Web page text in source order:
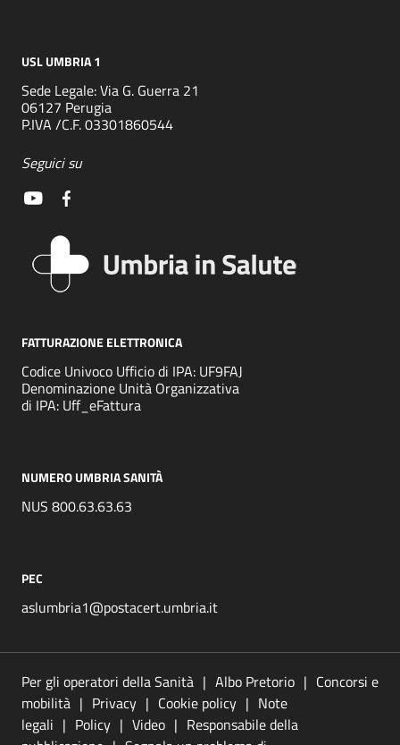
USL UMBRIA 1
Sede Legale: Via G. Guerra 21
06127 Perugia
P.IVA /C.F. 03301860544
Seguici su
FATTURAZIONE ELETTRONICA
Codice Univoco Ufficio di IPA: UF9FAJ
Denominazione Unità Organizzativa
di IPA: Uff_eFattura
NUMERO UMBRIA SANITÀ
NUS 800.63.63.63
PEC
aslumbria1@postacert.umbria.it
Per gli operatori della Sanità Albo Pretorio
Concorsi e
mobilità
Privacy Cookie policy
Note
legali
Policy Video
Responsabile della